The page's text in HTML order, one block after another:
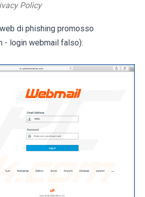
Policy
di phishing promosso
- login webmail falso):